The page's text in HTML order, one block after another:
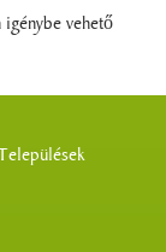
vehető